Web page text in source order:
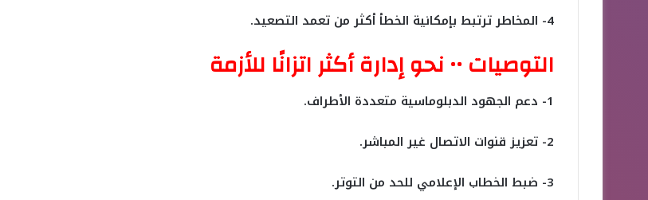
4- المخاطر ترتبط بإمكانية الخطأ أكثر من تعمد التصعيد.
التوصيات •• نحو إدارة أكثر اتزانًا للأزمة
1- دعم الجهود الدبلوماسية متعددة الأطراف.
2- تعزيز قنوات الاتصال غير المباشر.
3- ضبط الخطاب الإعلامي للحد من التوتر.